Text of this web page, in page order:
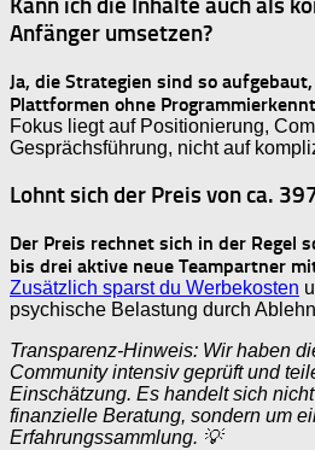
Anfänger umsetzen?
Ja, die Strategien sind so
Plattformen ohne
Fokus liegt auf Positionierung,
Gesprächsführung, nicht auf
Lohnt sich der Preis von ca.
Der Preis rechnet sich in der Regel
bis drei aktive neue Teampartner
Zusätzlich sparst du Werbekosten
psychische Belastung durch
Transparenz-Hinweis: Wir haben
Community intensiv geprüft und
Einschätzung. Es handelt sich
finanzielle Beratung, sondern um
Erfahrungssammlung. 💡